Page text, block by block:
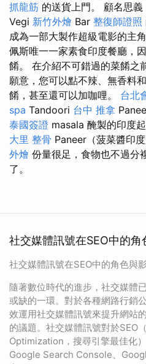
抓龍筋 的送貨上門。 顧名思
Vegi 新竹外燴 Bar 整復師證照
成為一部大製作超級電影的主角
佩斯唯一一家素食印度餐廳，
餚。 在介紹不可錯過的菜餚之
願意，您可以點不辣、無香料
餚，甚至還可以加咖哩。 台北
spa Tandoori 台中 推拿
泰國簽證 masala 醃製的印度
大里 整骨 Paneer（菠菜醬印
外燴 份量很足，食物也不過分
了。
社交媒體訊號在SEO中的
社交媒體訊號在SEO中的角色與
隨著數位時代的進步，社交媒體
或缺的一環。對於各種網路行銷
效運用社交媒體訊號來提升網站
的議題。社交媒體訊號對於SEO
Optimization，搜尋引擎最佳化
Google Search Console、